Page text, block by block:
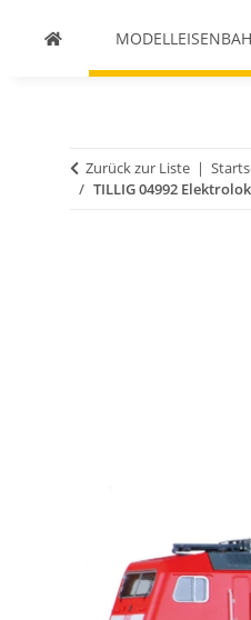
Zurück zur Liste
TILLIG 04992